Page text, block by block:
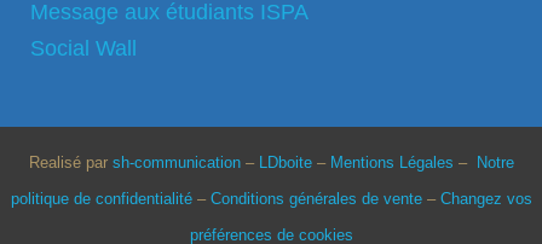
Message aux étudiants ISPA
Social Wall
Realisé par sh-communication– LDboite– Mentions Légales –
Notre
politique de confidentialité– Conditions générales de vente– Changez vos
préférences de cookies